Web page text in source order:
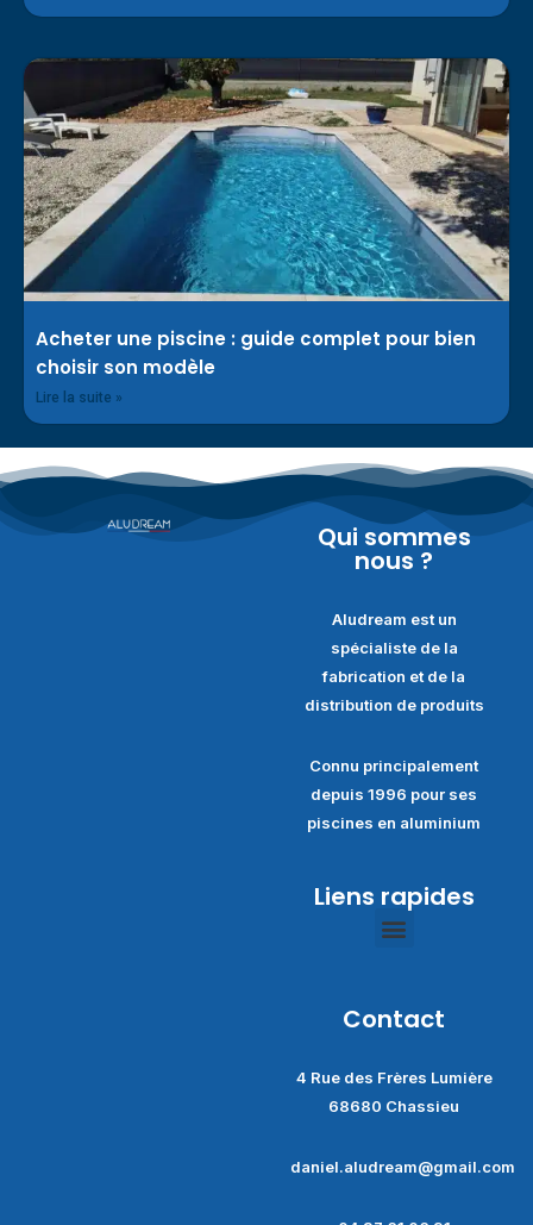
Acheter une piscine : guide complet pour bien
choisir son modèle
Lire la suite »
Qui sommes
nous ?
Aludream est un
spécialiste de la
fabrication et de la
distribution de produits
Connu principalement
depuis 1996 pour ses
piscines en aluminium
Liens rapides
Contact
4 Rue des Frères Lumière
68680 Chassieu
daniel.aludream@gmail.com